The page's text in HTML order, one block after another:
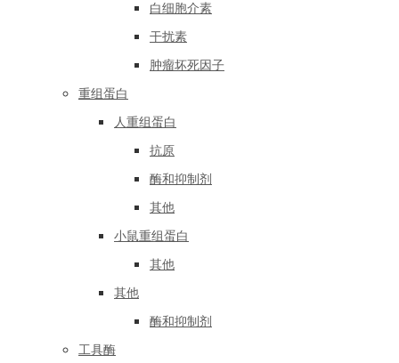
白细胞介素
干扰素
肿瘤坏死因子
重组蛋白
人重组蛋白
抗原
酶和抑制剂
其他
小鼠重组蛋白
其他
其他
酶和抑制剂
工具酶